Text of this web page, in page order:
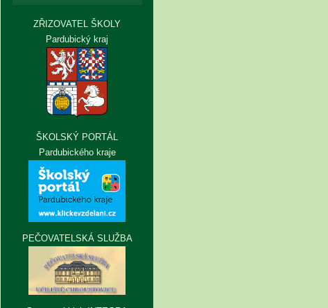
ZŘIZOVATEL ŠKOLY
Pardubický kraj
ŠKOLSKÝ PORTÁL
Pardubického kraje
PEČOVATELSKÁ SLUŽBA